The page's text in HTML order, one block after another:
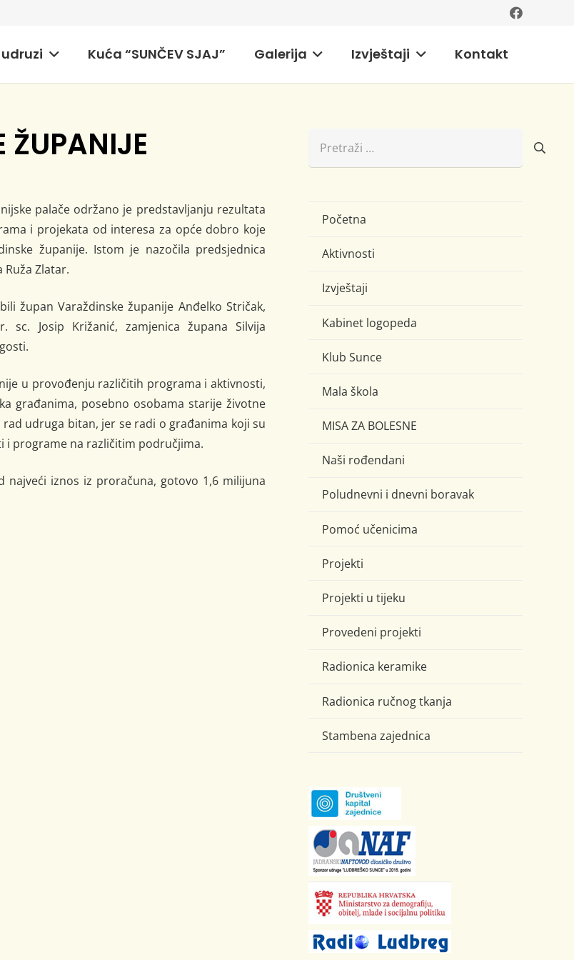
udruzi Kuća “SUNČEV SJAJ” Galerija Izvještaji Kontakt
ŽUPANIJE
palače održano je predstavljanju rezultata
i projekata od interesa za opće dobro koje
županije. Istom je nazočila predsjednica
Ruža Zlatar.
župan Varaždinske županije Anđelko Stričak,
sc. Josip Križanić, zamjenica župana Silvija
u provođenju različitih programa i aktivnosti,
građanima, posebno osobama starije životne
udruga bitan, jer se radi o građanima koji su
i programe na različitim područjima.
iznos iz proračuna, gotovo 1,6 milijuna
Početna
Aktivnosti
Izvještaji
Kabinet logopeda
Klub Sunce
Mala škola
MISA ZA BOLESNE
Naši rođendani
Poludnevni i dnevni boravak
Pomoć učenicima
Projekti
Projekti u tijeku
Provedeni projekti
Radionica keramike
Radionica ručnog tkanja
Stambena zajednica